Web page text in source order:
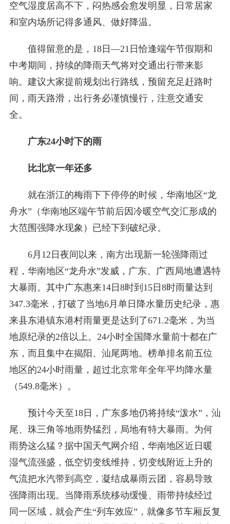
空气湿度居高不下，闷热感会愈发明显，日常居家
和室内场所记得多通风、做好降温。
值得留意的是，18日—21日恰逢端午节假期和
中考期间，持续的降雨天气将对交通出行带来影
响。建议大家提前规划出行路线，预留充足赶路时
间，雨天路滑，出行务必谨慎慢行，注意交通安
全。
广东24小时下的雨
比北京一年还多
就在浙江的梅雨下下停停的时候，华南地区“龙
舟水”（华南地区端午节前后因冷暖空气交汇形成的
大范围强降水现象）已经下到破纪录。
6月12日夜间以来，南方出现新一轮强降雨过
程，华南地区“龙舟水”发威，广东、广西局地遭遇特
大暴雨。其中广东惠来14日8时到15日8时雨量达到
347.3毫米，打破了当地6月单日降水量历史纪录，惠
来县东港镇东港村雨量更是达到了671.2毫米，为当
地原纪录的2倍以上。24小时全国降水量前十都在广
东，而且集中在揭阳、汕尾两地。榜单排名前五位
地区的24小时雨量，超过北京常年全年平均降水量
（549.8毫米）。
预计今天至18日，广东多地仍将持续“泼水”，汕
尾、珠三角等地雨势猛烈，局地有特大暴雨。为何
雨势这么猛？据中国天气网介绍，华南地区近日暖
湿气流强盛，低空切变线维持，切变线附近上升的
气流把水汽带到高空，凝结成暴雨云团，容易导致
强降雨出现。当降雨系统移动缓慢、雨带持续经过
同一区域，就会产生“列车效应”，就像多节车厢反复